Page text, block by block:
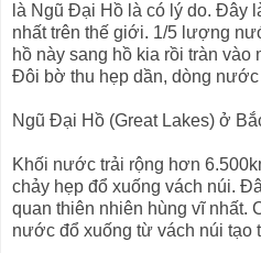
là Ngũ Đại Hồ là có lý do. Đây
nhất trên thế giới. 1/5 lượng
hồ này sang hồ kia rồi tràn vào
Đôi bờ thu hẹp dần, dòng
Ngũ Đại Hồ (Great Lakes) ở
Khối nước trải rộng hơn
chảy hẹp đổ xuống vách núi.
quan thiên nhiên hùng vĩ nhất.
nước đổ xuống từ vách núi tạo